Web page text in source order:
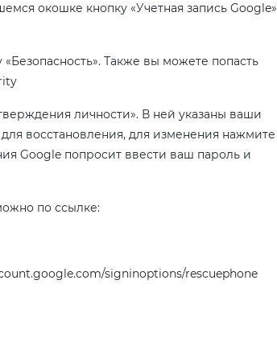
окошке кнопку «Учетная запись Google»
Также вы можете попасть
личности». В ней указаны ваши
восстановления, для изменения нажмите
Google попросит ввести ваш пароль и
по ссылке:
signinoptions/rescuephone